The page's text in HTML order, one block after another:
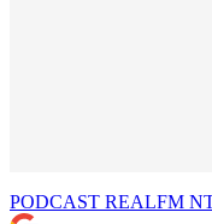
PODCAST REALFM